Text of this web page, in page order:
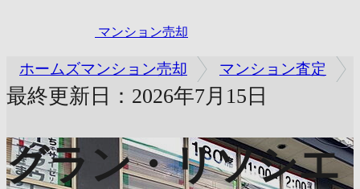
マンション売却
ホームズマンション売却 マンション査定
最終更新日：2026年7月15日
グラン・リソシエ